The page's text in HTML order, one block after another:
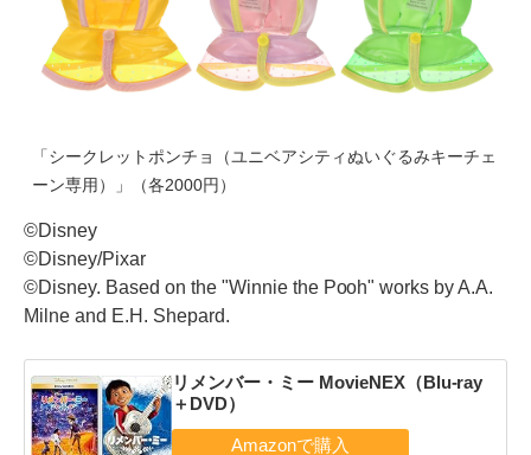
「シークレットポンチョ（ユニベアシティぬいぐるみキーチェ
ーン専用）」（各2000円）
©Disney
©Disney/Pixar
©Disney. Based on the "Winnie the Pooh" works by A.A.
Milne and E.H. Shepard.
リメンバー・ミー MovieNEX（Blu-ray
＋DVD）